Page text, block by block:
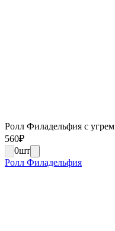
Ролл Филадельфия с угрем
560₽
0шт
Ролл Филадельфия